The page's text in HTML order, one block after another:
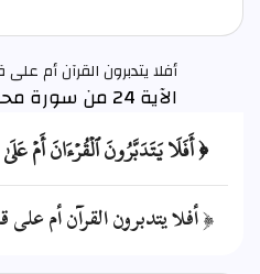
أفلا يتدبرون القرآن أم
الآية 24 من سورة محمد
﴿ أَفَلَا يَتَدَبَّرُونَ ٱلۡقُرۡءَانَ أَمۡ
﴿ أفلا يتدبرون القرآن أم